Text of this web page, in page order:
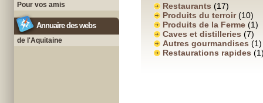
Pour vos amis
Annuaire des webs
de l'Aquitaine
Restaurants (17)
Produits du terroir (10)
Produits de la Ferme (1)
Caves et distilleries (7)
Autres gourmandises (1)
Restaurations rapides